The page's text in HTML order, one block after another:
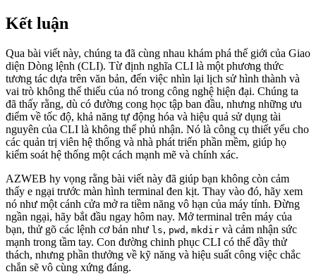
Kết luận
Qua bài viết này, chúng ta đã cùng nhau khám phá thế giới của Giao
diện Dòng lệnh (CLI). Từ định nghĩa CLI là một phương thức
tương tác dựa trên văn bản, đến việc nhìn lại lịch sử hình thành và
vai trò không thể thiếu của nó trong công nghệ hiện đại. Chúng ta
đã thấy rằng, dù có đường cong học tập ban đầu, nhưng những ưu
điểm về tốc độ, khả năng tự động hóa và hiệu quả sử dụng tài
nguyên của CLI là không thể phủ nhận. Nó là công cụ thiết yếu cho
các quản trị viên hệ thống và nhà phát triển phần mềm, giúp họ
kiểm soát hệ thống một cách mạnh mẽ và chính xác.
AZWEB hy vọng rằng bài viết này đã giúp bạn không còn cảm
thấy e ngại trước màn hình terminal đen kịt. Thay vào đó, hãy xem
nó như một cánh cửa mở ra tiềm năng vô hạn của máy tính. Đừng
ngần ngại, hãy bắt đầu ngay hôm nay. Mở terminal trên máy của
bạn, thử gõ các lệnh cơ bản như ls, pwd , mkdir và cảm nhận sức
mạnh trong tầm tay. Con đường chinh phục CLI có thể đầy thử
thách, nhưng phần thưởng về kỹ năng và hiệu suất công việc chắc
chắn sẽ vô cùng xứng đáng.